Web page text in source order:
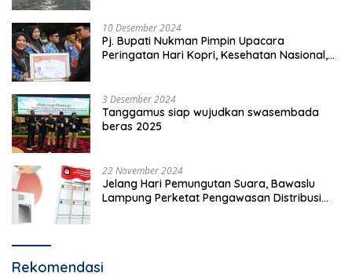
10 Desember 2024
Pj. Bupati Nukman Pimpin Upacara
Peringatan Hari Kopri, Kesehatan Nasional,
3 Desember 2024
Tanggamus siap wujudkan swasembada
beras 2025
22 November 2024
Jelang Hari Pemungutan Suara, Bawaslu
Lampung Perketat Pengawasan Distribusi
Rekomendasi